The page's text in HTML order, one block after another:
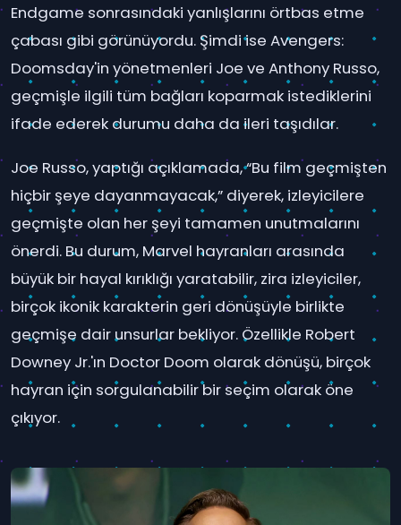
Endgame sonrasındaki yanlışlarını örtbas etme
çabası gibi görünüyordu. Şimdi ise Avengers:
Doomsday'in yönetmenleri Joe ve Anthony Russo,
geçmişle ilgili tüm bağları koparmak istediklerini
ifade ederek durumu daha da ileri taşıdılar.
Joe Russo, yaptığı açıklamada, “Bu film geçmişten
hiçbir şeye dayanmayacak,” diyerek, izleyicilere
geçmişte olan her şeyi tamamen unutmalarını
önerdi. Bu durum, Marvel hayranları arasında
büyük bir hayal kırıklığı yaratabilir, zira izleyiciler,
birçok ikonik karakterin geri dönüşüyle birlikte
geçmişe dair unsurlar bekliyor. Özellikle Robert
Downey Jr.'ın Doctor Doom olarak dönüşü, birçok
hayran için sorgulanabilir bir seçim olarak öne
çıkıyor.